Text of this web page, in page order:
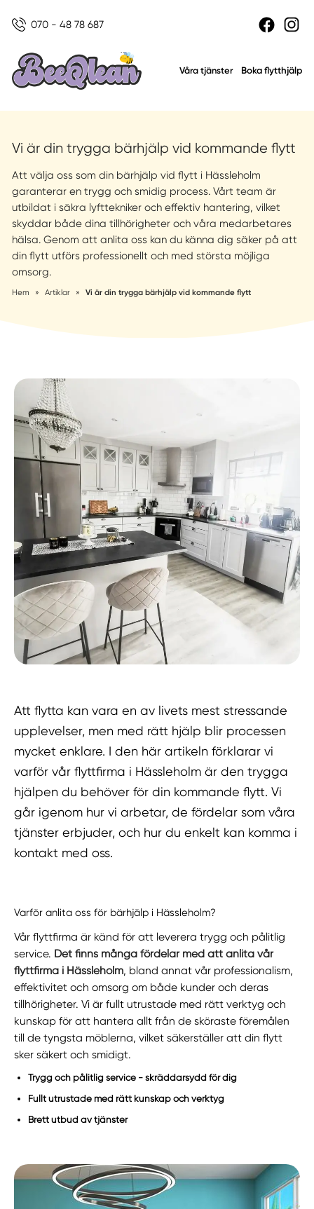
070 - 48 78 687
Våra tjänster Boka flytthjälp
Vi är din trygga bärhjälp vid kommande flytt
Att välja oss som din bärhjälp vid flytt i Hässleholm
garanterar en trygg och smidig process. Vårt team är
utbildat i säkra lyfttekniker och effektiv hantering, vilket
skyddar både dina tillhörigheter och våra medarbetares
hälsa. Genom att anlita oss kan du känna dig säker på att
din flytt utförs professionellt och med största möjliga
omsorg.
Hem » Artiklar » Vi är din trygga bärhjälp vid kommande flytt
Att flytta kan vara en av livets mest stressande
upplevelser, men med rätt hjälp blir processen
mycket enklare. I den här artikeln förklarar vi
varför vår flyttfirma i Hässleholm är den trygga
hjälpen du behöver för din kommande flytt. Vi
går igenom hur vi arbetar, de fördelar som våra
tjänster erbjuder, och hur du enkelt kan komma i
kontakt med oss.
Varför anlita oss för bärhjälp i Hässleholm?
Vår flyttfirma är känd för att leverera trygg och pålitlig
service. Det finns många fördelar med att anlita vår
flyttfirma i Hässleholm, bland annat vår professionalism,
effektivitet och omsorg om både kunder och deras
tillhörigheter. Vi är fullt utrustade med rätt verktyg och
kunskap för att hantera allt från de sköraste föremålen
till de tyngsta möblerna, vilket säkerställer att din flytt
sker säkert och smidigt.
Trygg och pålitlig service - skräddarsydd för dig
Fullt utrustade med rätt kunskap och verktyg
Brett utbud av tjänster